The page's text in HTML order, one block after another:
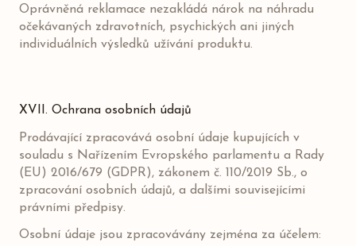
Oprávněná reklamace nezakládá nárok na náhradu
očekávaných zdravotních, psychických ani jiných
individuálních výsledků užívání produktu.
XVII. Ochrana osobních údajů
Prodávající zpracovává osobní údaje kupujících v
souladu s Nařízením Evropského parlamentu a Rady
(EU) 2016/679 (GDPR), zákonem č. 110/2019 Sb., o
zpracování osobních údajů, a dalšími souvisejícími
právními předpisy.
Osobní údaje jsou zpracovávány zejména za účelem: